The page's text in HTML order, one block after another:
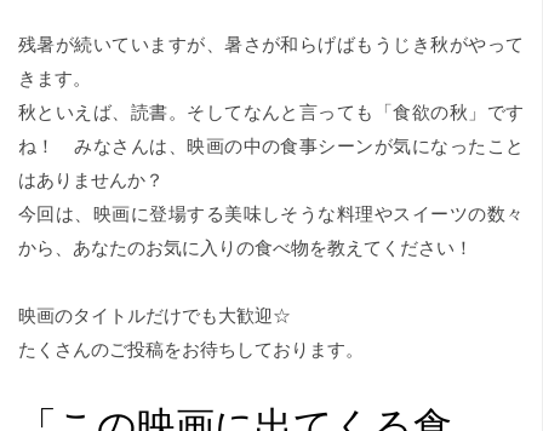
残暑が続いていますが、暑さが和らげばもうじき秋がやって
きます。
秋といえば、読書。そしてなんと言っても「食欲の秋」です
ね！ みなさんは、映画の中の食事シーンが気になったこと
はありませんか？
今回は、映画に登場する美味しそうな料理やスイーツの数々
から、あなたのお気に入りの食べ物を教えてください！
映画のタイトルだけでも大歓迎☆
たくさんのご投稿をお待ちしております。